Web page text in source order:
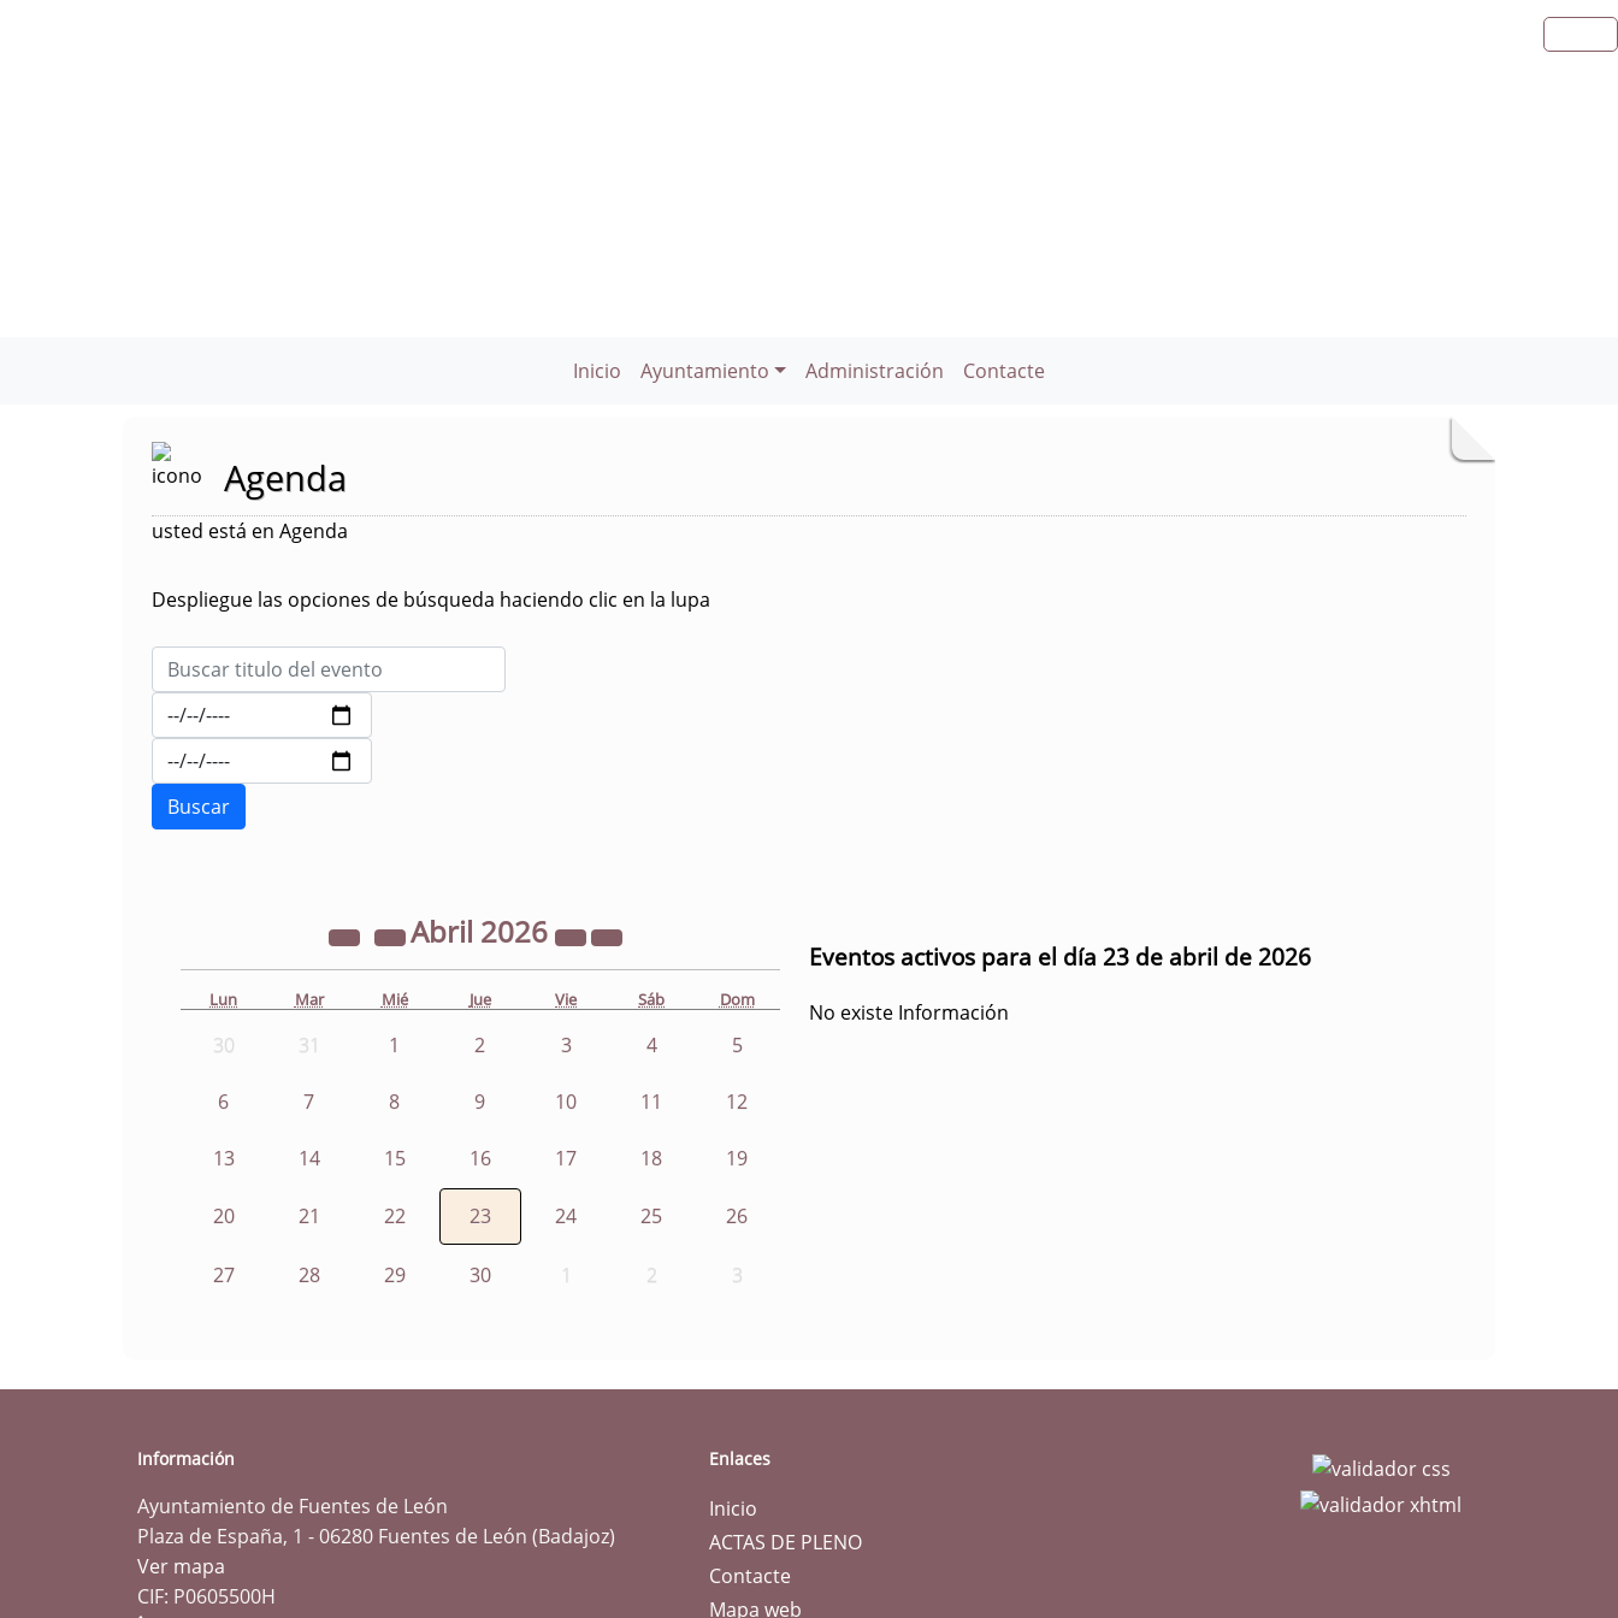
Inicio Ayuntamiento Administración Contacte
Agenda
usted está en Agenda
Despliegue las opciones de búsqueda haciendo clic en la lupa
Abril 2026
Lun Mar Mié Jue Vie Sáb Dom
30 31 1 2 3 4 5
6 7 8 9 10 11 12
13 14 15 16 17 18 19
20 21 22 23 24 25 26
27 28 29 30 1 2 3
Eventos activos para el día 23 de abril de 2026
No existe Información
Información
Ayuntamiento de Fuentes de León
Plaza de España, 1 - 06280 Fuentes de León (Badajoz)
Ver mapa
CIF: P0605500H
Enlaces
Inicio
ACTAS DE PLENO
Contacte
Mapa web